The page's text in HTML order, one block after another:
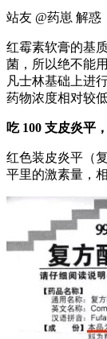
站友 @药崽 解惑
红霉素软膏的基
菌，所以绝不能
凡士林基础上进
药物浓度相对较
吃 100 支皮炎平
红色装皮炎平（
平里的激素量，